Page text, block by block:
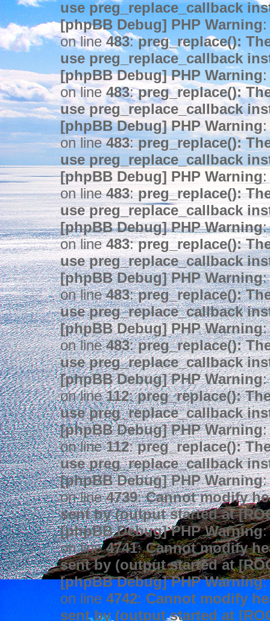
use preg_replace_callback
[phpBB Debug] PHP Warning
on line483:preg_replace():
use preg_replace_callback
[phpBB Debug] PHP Warning
on line483:preg_replace():
use preg_replace_callback
[phpBB Debug] PHP Warning
on line483:preg_replace():
use preg_replace_callback
[phpBB Debug] PHP Warning
on line483:preg_replace():
use preg_replace_callback
[phpBB Debug] PHP Warning:
on line483:preg_replace():
use preg_replace_callback
[phpBB Debug] PHP Warning:
on line483:preg_replace():
use preg_replace_callback
[phpBB Debug] PHP Warning:
on line483:preg_replace():
use preg_replace_callback
[phpBB Debug] PHP Warning:
on line112:preg_replace():
use preg_replace_callback
[phpBB Debug] PHP Warning:
on line112:preg_replace():
use preg_replace_callback
[phpBB Debug] PHP Warning:
on line4739:Cannot modify
sent by (output started at
[phpBB Debug] PHP Warning
on line4741:Cannot modify
sent by (output started at
[phpBB Debug] PHP Warning:
on line 4742: Cannot modify
sent by (output started at